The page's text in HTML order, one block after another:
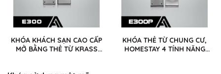
KHÓA KHÁCH SẠN CAO CẤP
MỞ BẰNG THẺ TỪ KRASS
KHÓA THẺ TỪ CHUNG CƯ,
HOMESTAY 4 TÍNH NĂNG